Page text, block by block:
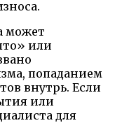
может
или
попаданием
внутрь. Если
или
для